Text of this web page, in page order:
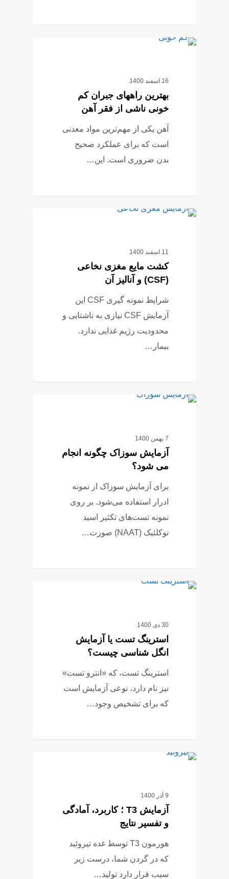
16 اسفند 1400
بهترین راههای جبران کم
خونی ناشی از فقر آهن
آهن یکی از مهم‌ترین مواد معدنی
است که برای عملکرد صحیح
بدن ضروری است. این…
11 اسفند 1400
کشت مایع مغزی نخاعی
(CSF) و آنالیز آن
شرایط نمونه گیری CSF این
آزمایش CSF نیازی به ناشتایی و
محدودیت رژیم غذایی ندارد.
بیمار…
7 بهمن 1400
آزمایش سوزاک چگونه انجام
می شود؟
برای آزمایش سوزاک از نمونه
ادرار استفاده می‌شود. بر روی
نمونه تست‌های تکثیر اسید
نوکلئیک (NAAT) صورت…
30 دی 1400
استرینگ تست یا آزمایش
انگل شناسی چیست؟
استرینگ تست، که «انترو تست»
نیز نام دارد، نوعی آزمایش است
که برای تشخیص وجود…
9 آذر 1400
آزمایش T3 ؛ کاربرد، آمادگی
و تفسیر نتایج
هورمون T3 توسط غده تیروئید
که در گردن شما، درست زیر
سیب قرار دارد تولید…